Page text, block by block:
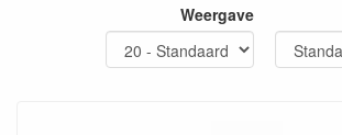
Weergave